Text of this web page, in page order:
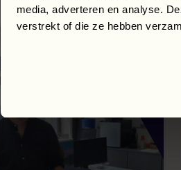
media, adverteren en analyse.
verstrekt of die ze hebben